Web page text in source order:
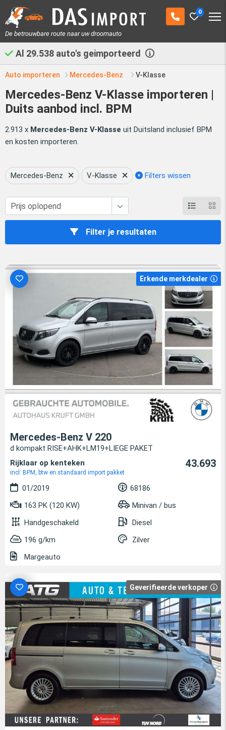
0
De betrouwbare route naar uw droomauto
Al 29.538 auto's geimporteerd
Auto importeren Mercedes-Benz V-Klasse
Mercedes-Benz V-Klasse importeren |
Duits aanbod incl. BPM
2.913 x Mercedes-Benz V-Klasse uit Duitsland inclusief BPM
en kosten importeren.
Mercedes-Benz V-Klasse Filters wissen
Filter je resultaten
Erkende merkdealer
Mercedes-Benz V 220
d kompakt RISE+AHK+LM19+LIEGE PAKET
Rijklaar op kenteken
incl. BPM, btw en standaard import pakket
43.693
01/2019
68186
163 PK (120 KW)
Minivan / bus
Handgeschakeld
Diesel
196 g/km
Zilver
Margeauto
Geverifieerde verkoper